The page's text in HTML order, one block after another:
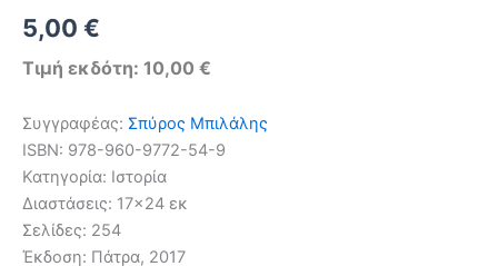
Original
price
8,00 €.
5,00 €
τρέχουσα
είναι:
5,00 €.
Τιμή εκδότη: 10,00 €
Συγγραφέας: Σπύρος Μπιλάλης
ISBN: 978-960-9772-54-9
Κατηγορία: Ιστορία
Διαστάσεις: 17×24 εκ
Σελίδες: 254
Έκδοση: Πάτρα, 2017